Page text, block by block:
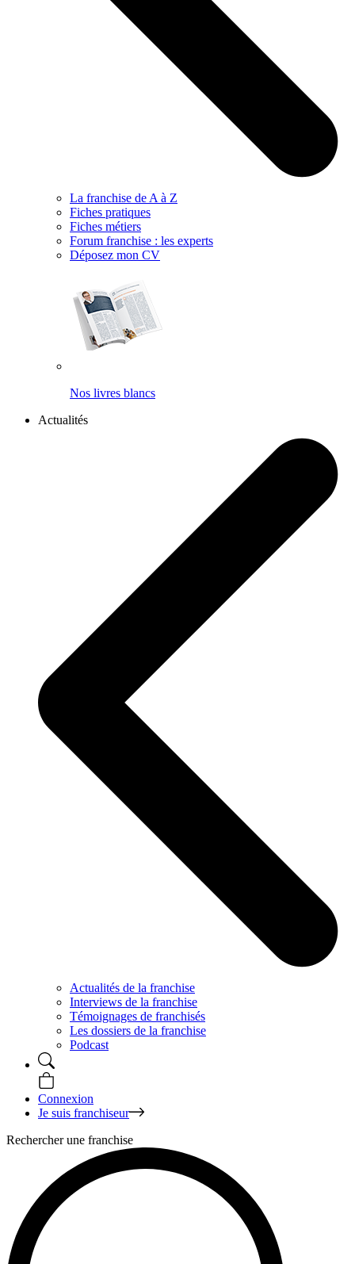
La franchise de A à Z
Fiches pratiques
Fiches métiers
Forum franchise : les experts
Déposez mon CV
Nos livres blancs
Actualités
Actualités de la franchise
Interviews de la franchise
Témoignages de franchisés
Les dossiers de la franchise
Podcast
Connexion
Je suis franchiseur
Rechercher une franchise